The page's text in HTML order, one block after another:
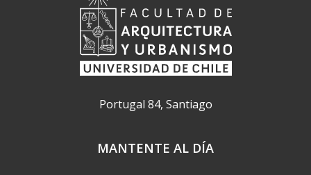
Portugal 84, Santiago
MANTENTE AL DÍA